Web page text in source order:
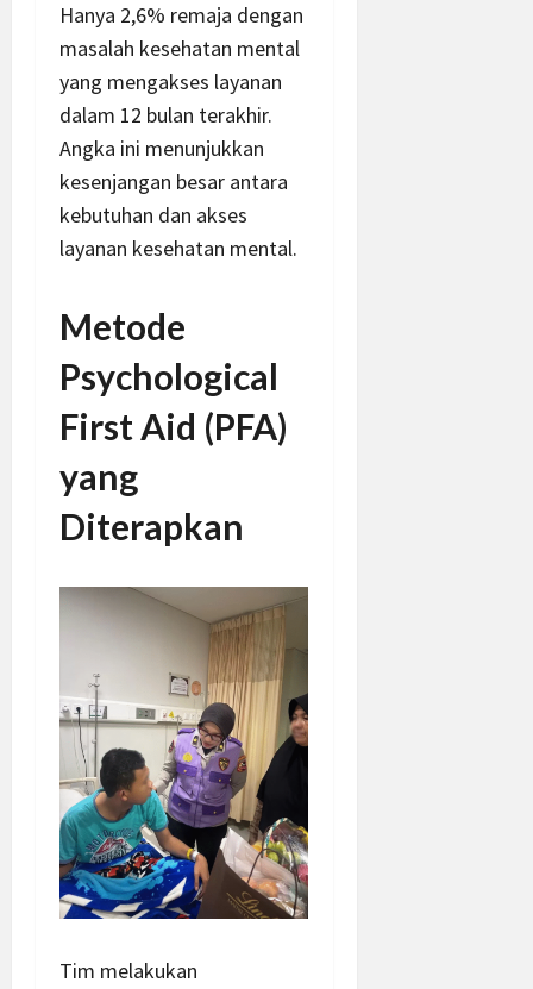
Hanya 2,6% remaja dengan
masalah kesehatan mental
yang mengakses layanan
dalam 12 bulan terakhir.
Angka ini menunjukkan
kesenjangan besar antara
kebutuhan dan akses
layanan kesehatan mental.
Metode
Psychological
First Aid (PFA)
yang
Diterapkan
Tim melakukan